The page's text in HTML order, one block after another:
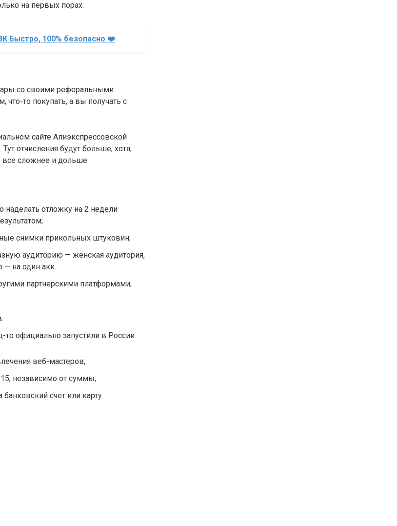
на первых порах.
Быстро, 100% безопасно ❤️
со своими реферальными
что-то покупать, а вы получать с
сайте Алиэкспрессовской
отчисления будут больше, хотя,
все сложнее и дольше.
отложку на 2 недели
снимки прикольных штуковин;
аудиторию — женская аудитория,
— на один акк.
партнерскими платформами;
то официально запустили в России.
веб-мастеров;
независимо от суммы;
счет или карту.